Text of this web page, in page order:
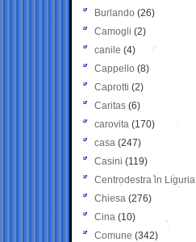
Burlando (26)
Camogli (2)
canile (4)
Cappello (8)
Caprotti (2)
Caritas (6)
carovita (170)
casa (247)
Casini (119)
Centrodestra in Liguria
Chiesa (276)
Cina (10)
Comune (342)